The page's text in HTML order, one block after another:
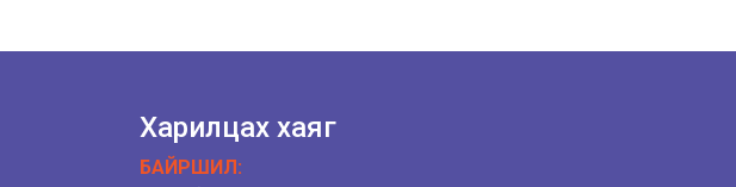
Харилцах хаяг
БАЙРШИЛ: